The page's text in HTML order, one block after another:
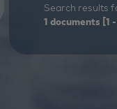
Search results
1 documents [1